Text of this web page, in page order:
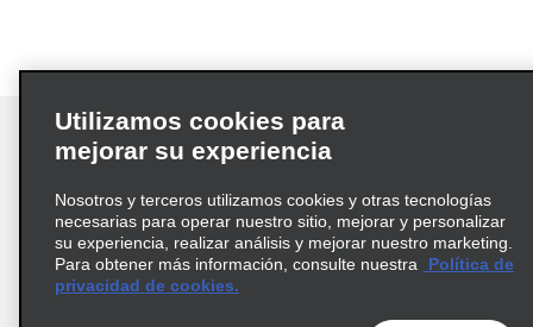
Términos de uso
Política de privacidad
Política de cookies
Información de Salud del Consumidor
Utilizamos cookies para
mejorar su experiencia
Nosotros y terceros utilizamos cookies y otras tecnologías
necesarias para operar nuestro sitio, mejorar y personalizar
su experiencia, realizar análisis y mejorar nuestro marketing.
Para obtener más información, consulte nuestra
Política de
privacidad de cookies.